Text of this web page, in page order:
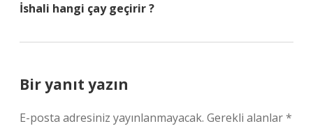
İshali hangi çay geçirir ?
Bir yanıt yazın
E-posta adresiniz yayınlanmayacak. Gerekli alanlar*